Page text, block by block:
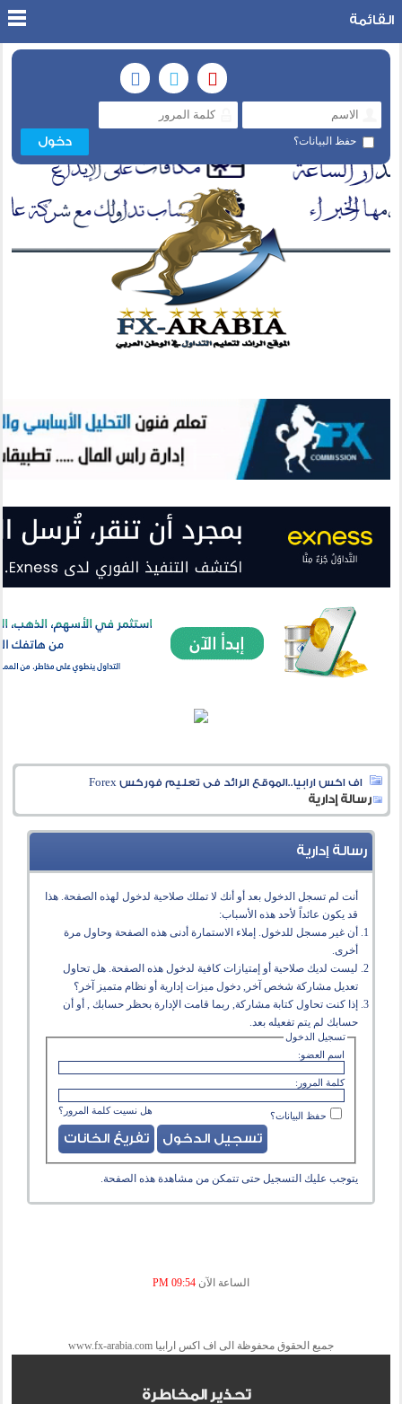
حفظ البيانات؟
القائمة
اف اكس ارابيا..الموقع الرائد فى تعليم فوركس Forex
رسالة إدارية
رسالة إدارية
أنت لم تسجل الدخول بعد أو أنك لا تملك صلاحية لدخول لهذه الصفحة. هذا
قد يكون عائداً لأحد هذه الأسباب:
أن غير مسجل للدخول. إملاء الاستمارة أدنى هذه الصفحة وحاول مرة
أخرى.
ليست لديك صلاحية أو إمتيازات كافية لدخول هذه الصفحة. هل تحاول
تعديل مشاركة شخص آخر, دخول ميزات إدارية أو نظام متميز آخر؟
إذا كنت تحاول كتابة مشاركة, ربما قامت الإدارة بحظر حسابك , أو أن
حسابك لم يتم تفعيله بعد.
تسجيل الدخول
اسم العضو:
كلمة المرور:
هل نسيت كلمة المرور؟ حفظ البيانات؟
يتوجب عليك التسجيل حتى تتمكن من مشاهدة هذه الصفحة.
الساعة الآن 09:54 PM
جميع الحقوق محفوظة الى اف اكس ارابيا www.fx-arabia.com
تحذير المخاطرة